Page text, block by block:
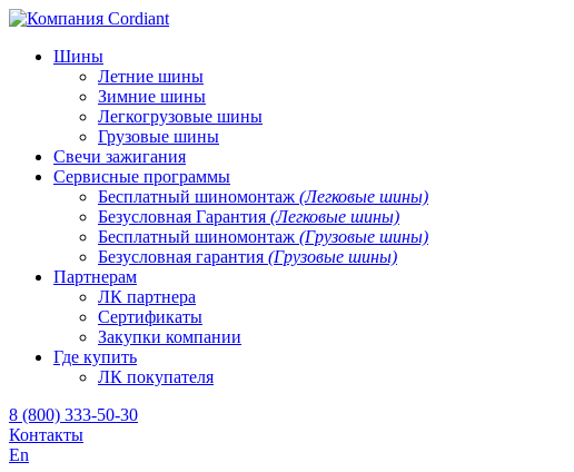
Шины
Летние шины
Зимние шины
Легкогрузовые шины
Грузовые шины
Свечи зажигания
Сервисные программы
Бесплатный шиномонтаж (Легковые шины)
Безусловная Гарантия (Легковые шины)
Бесплатный шиномонтаж (Грузовые шины)
Безусловная гарантия (Грузовые шины)
Партнерам
ЛК партнера
Сертификаты
Закупки компании
Где купить
ЛК покупателя
8 (800) 333-50-30
Контакты
En